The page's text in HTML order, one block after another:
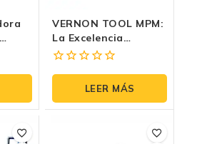
VERNON TOOL MPM:
La Excelencia
Definitiva En El Corte
Lincoln Electric
0
de
5
LEER MÁS